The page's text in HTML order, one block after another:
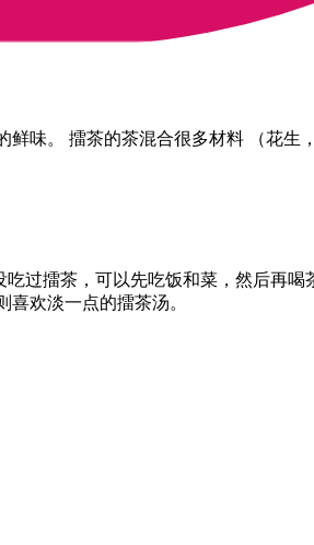
味。 擂茶的茶混合很多材料 （花
过擂茶，可以先吃饭和菜，然后再
欢淡一点的擂茶汤。